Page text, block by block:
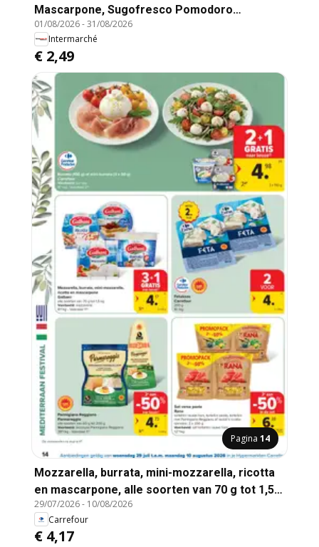
Mascarpone, Sugofresco Pomodoro
Mascarpone
01/08/2026-31/08/2026
Intermarché
€ 2,49
Pagina 14
Mozzarella, burrata, mini-mozzarella, ricotta
en mascarpone, alle soorten van 70 g tot 1,5
kg
29/07/2026- 10/08/2026
Carrefour
€ 4,17